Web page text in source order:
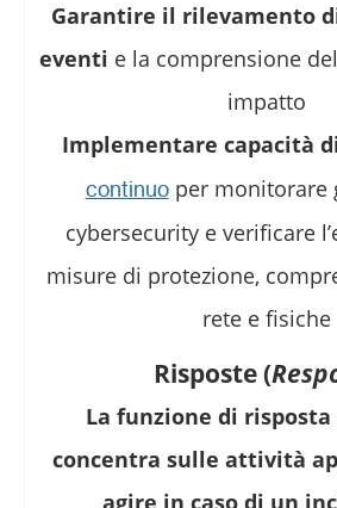
Garantire il rilevamento
eventi e la comprensione
impatto
Implementare capacità
continuoper monitorare
cybersecurity e verificare
misure di protezione,
rete e fisiche
Risposte (
La funzione di risposta
concentra sulle attività
agire in caso di un